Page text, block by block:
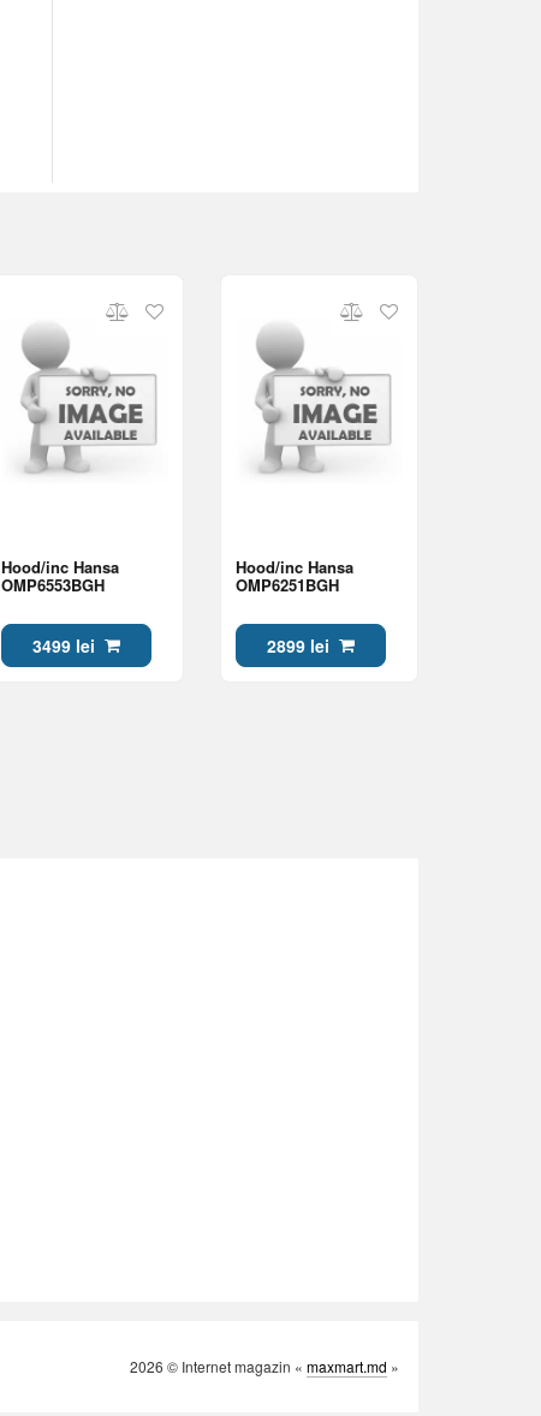
Hood/inc Hansa
OMP6553BGH
3499 lei
Hood/inc Hansa
OMP6251BGH
2899 lei
2026 © Internet magazin « maxmart.md »